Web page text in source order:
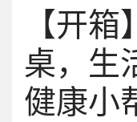
【开
桌，生
健康小